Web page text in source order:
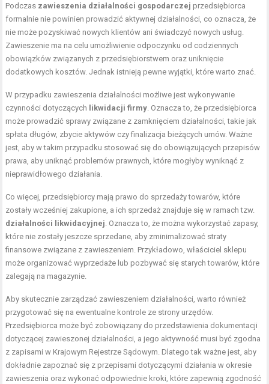
Podczas zawieszenia działalności gospodarczej przedsiębiorca
formalnie nie powinien prowadzić aktywnej działalności, co oznacza, że
nie może pozyskiwać nowych klientów ani świadczyć nowych usług.
Zawieszenie ma na celu umożliwienie odpoczynku od codziennych
obowiązków związanych z przedsiębiorstwem oraz uniknięcie
dodatkowych kosztów. Jednak istnieją pewne wyjątki, które warto znać.
W przypadku zawieszenia działalności możliwe jest wykonywanie
czynności dotyczących likwidacji firmy . Oznacza to, że przedsiębiorca
może prowadzić sprawy związane z zamknięciem działalności, takie jak
spłata długów, zbycie aktywów czy finalizacja bieżących umów. Ważne
jest, aby w takim przypadku stosować się do obowiązujących przepisów
prawa, aby uniknąć problemów prawnych, które mogłyby wyniknąć z
nieprawidłowego działania.
Co więcej, przedsiębiorcy mają prawo do sprzedaży towarów, które
zostały wcześniej zakupione, a ich sprzedaż znajduje się w ramach tzw.
działalności likwidacyjnej . Oznacza to, że można wykorzystać zapasy,
które nie zostały jeszcze sprzedane, aby zminimalizować straty
finansowe związane z zawieszeniem. Przykładowo, właściciel sklepu
może organizować wyprzedaże lub pozbywać się starych towarów, które
zalegają na magazynie.
Aby skutecznie zarządzać zawieszeniem działalności, warto również
przygotować się na ewentualne kontrole ze strony urzędów.
Przedsiębiorca może być zobowiązany do przedstawienia dokumentacji
dotyczącej zawieszonej działalności, a jego aktywność musi być zgodna
z zapisami w Krajowym Rejestrze Sądowym. Dlatego tak ważne jest, aby
dokładnie zapoznać się z przepisami dotyczącymi działania w okresie
zawieszenia oraz wykonać odpowiednie kroki, które zapewnią zgodność